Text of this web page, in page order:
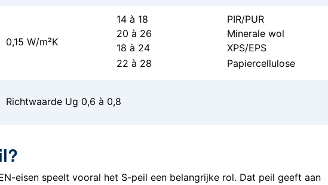
0,15 W/m²K
14 à 18
20 à 26
18 à 24
22 à 28
PIR/PUR
Minerale wol
XPS/EPS
Papiercellulose
Richtwaarde Ug 0,6 à 0,8
eisen speelt vooral het S-peil een belangrijke rol. Dat peil geeft aan